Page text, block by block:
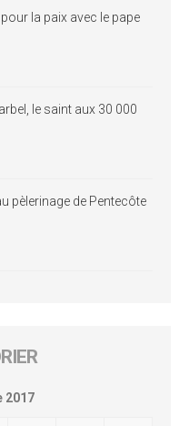
la paix avec le pape
le saint aux 30 000
pèlerinage de Pentecôte
2017